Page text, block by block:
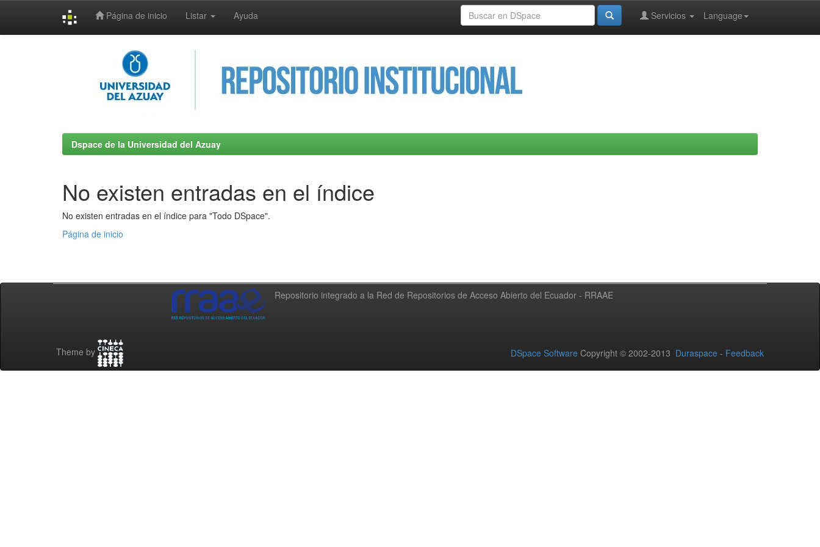
Página de inicio Listar Ayuda Language
Servicios
Dspace de la Universidad del Azuay
No existen entradas en el índice
No existen entradas en el índice para "Todo DSpace".
Página de inicio
Repositorio integrado a la Red de Repositorios de Acceso Abierto del Ecuador - RRAAE
Theme by DSpace Software Copyright © 2002-2013 Duraspace - Feedback